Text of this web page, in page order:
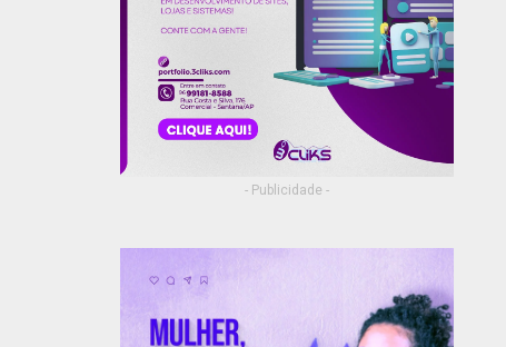
- Publicidade -